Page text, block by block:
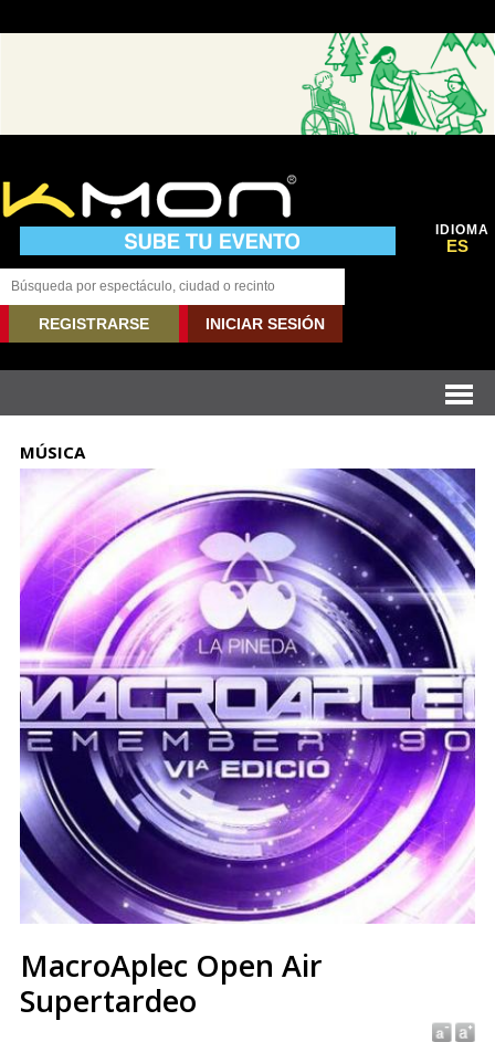
IDIOMA
ES
REGISTRARSE INICIAR SESIÓN
MÚSICA
MacroAplec Open Air
Supertardeo